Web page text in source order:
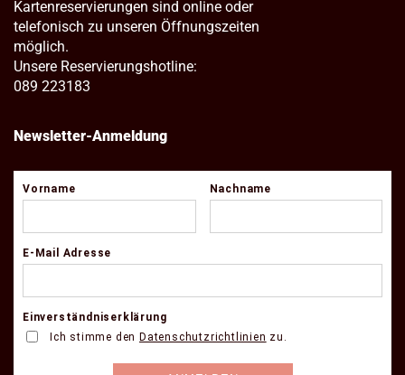
Kartenreservierungen sind online oder
telefonisch zu unseren Öffnungszeiten
möglich.
Unsere Reservierungshotline:
089 223183
Newsletter-Anmeldung